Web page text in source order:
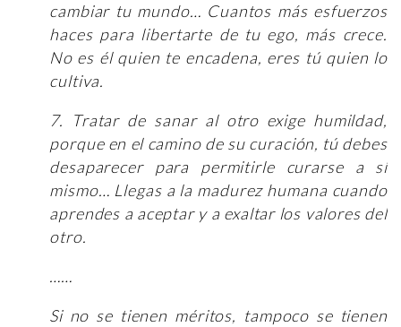
cambiar tu mundo… Cuantos más esfuerzos
haces para libertarte de tu ego, más crece.
No es él quien te encadena, eres tú quien lo
cultiva.
7. Tratar de sanar al otro exige humildad,
porque en el camino de su curación, tú debes
desaparecer para permitirle curarse a sí
mismo… Llegas a la madurez humana cuando
aprendes a aceptar y a exaltar los valores del
otro.
……
Si no se tienen méritos, tampoco se tienen